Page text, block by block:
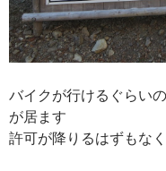
バイクが行けるぐらい
が居ます
許可が降りるはずもな